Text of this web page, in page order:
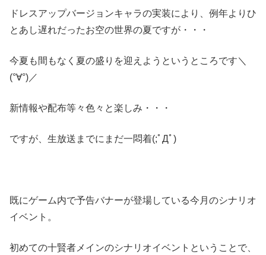
ドレスアップバージョンキャラの実装により、例年よりひ
とあし遅れだったお空の世界の夏ですが・・・
今夏も間もなく夏の盛りを迎えようというところです＼
(°∀°)／
新情報や配布等々色々と楽しみ・・・
ですが、生放送までにまだ一悶着(;ﾟДﾟ)
既にゲーム内で予告バナーが登場している今月のシナリオ
イベント。
初めての十賢者メインのシナリオイベントということで、